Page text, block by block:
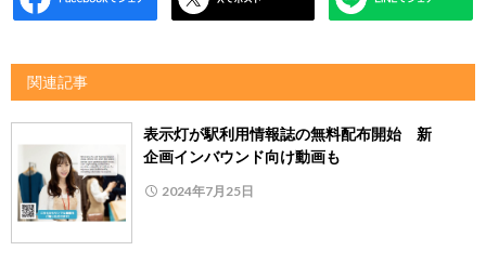
関連記事
表示灯が駅利用情報誌の無料配布開始 新
企画インバウンド向け動画も
2024年7月25日